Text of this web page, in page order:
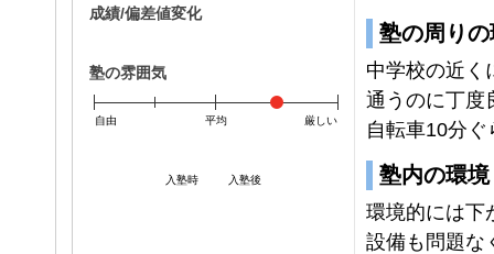
成績/偏差値変化
入塾時 入塾後
塾の雰囲気
自由 平均 厳しい
塾の周り
中学校の近く
通うのに丁度
自転車10分
塾内の環境
環境的には下
設備も問題な